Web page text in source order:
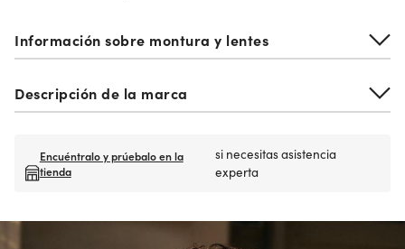
Información sobre montura y lentes
Descripción de la marca
Encuéntralo y prúebalo en la
tienda
si necesitas asistencia
experta